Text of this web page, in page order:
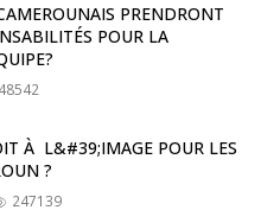
PRENDRONT
POUR LA
À L&#39;IMAGE POUR LES
?
247139